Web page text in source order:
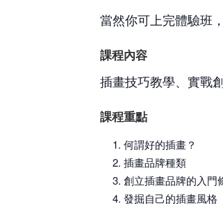
當然你可上完體驗班
課程內容
插畫技巧教學、實戰
課程重點
何謂好的插畫？
插畫品牌種類
創立插畫品牌的入門
發掘自己的插畫風格